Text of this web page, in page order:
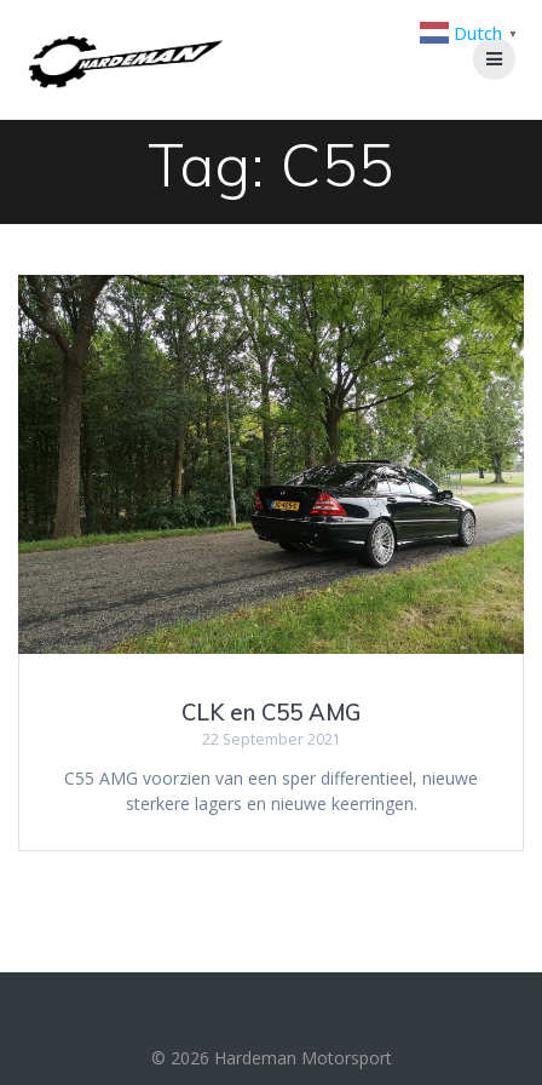
Tag: C55
CLK en C55 AMG
22 September 2021
C55 AMG voorzien van een sper differentieel, nieuwe
sterkere lagers en nieuwe keerringen.
© 2026 Hardeman Motorsport
Dutch ▼